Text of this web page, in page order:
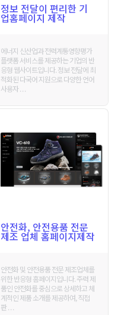
정보 전달이 편리한 기
업홈페이지 제작
에너지 신산업과 전력계통영향평가
플랫폼 서비스를 제공하는 기업의 반
응형 웹사이트입니다. 정보 전달에 최
적화된 다국어 지원으로 다양한 언어
사용자 . . .
안전화, 안전용품 전문
제조 업체 홈페이지제작
안전화 및 안전용품 전문 제조업체를
위한 반응형 홈페이지입니다. 주력 제
품인 안전화를 중심으로 상세하고 체
계적인 제품 소개를 제공하여, 직접
판 . . .